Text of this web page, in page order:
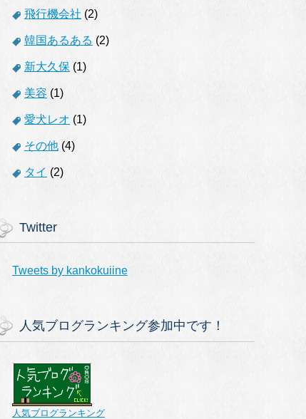
飛行機会社 (2)
韓国あるある (2)
新大久保 (1)
美容 (1)
愛犬レオ (1)
その他 (4)
タイ (2)
Twitter
Tweets by kankokuiine
人気ブログランキング参加中です！
人気ブログランキング